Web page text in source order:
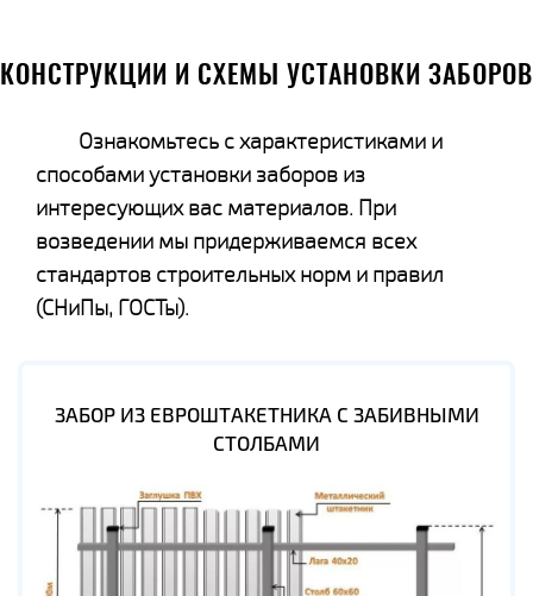
КОНСТРУКЦИИ И СХЕМЫ УСТАНОВКИ ЗАБОРОВ
Ознакомьтесь с характеристиками и
способами установки заборов из
интересующих вас материалов. При
возведении мы придерживаемся всех
стандартов строительных норм и правил
(СНиПы, ГОСТы).
ЗАБОР ИЗ ЕВРОШТАКЕТНИКА С ЗАБИВНЫМИ
СТОЛБАМИ